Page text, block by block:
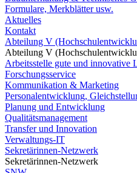
Formulare, Merkblätter usw.
Aktuelles
Kontakt
Abteilung V
Abteilung V
Arbeitsstelle gute und innovative
Forschungsservice
Kommunikation & Marketing
Personalentwicklung,
Planung und Entwicklung
Qualitätsmanagement
Transfer und Innovation
Verwaltungs-IT
Sekretärinnen-Netzwerk
Sekretärinnen-Netzwerk